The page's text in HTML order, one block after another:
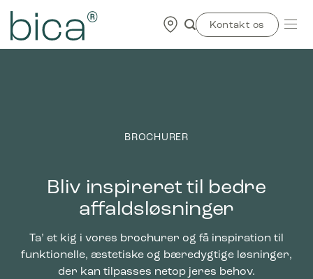
content
Kontakt os
BROCHURER
Bliv inspireret til bedre
affaldsløsninger
Ta’ et kig i vores brochurer og få inspiration til
funktionelle, æstetiske og bæredygtige løsninger,
der kan tilpasses netop jeres behov.